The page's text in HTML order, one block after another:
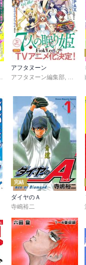
柴なつみ, 二ノ宮知子,藤あさひ
アフタヌーン
アフタヌーン編集部
Ｆｉ
完結
ダイヤのＡ
寺嶋裕二